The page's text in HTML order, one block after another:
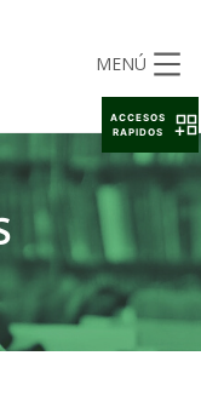
MENÚ
ACCESOS
RAPIDOS